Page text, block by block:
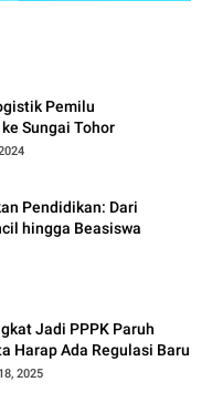
Pemilu
Sungai Tohor
Pendidikan: Dari
hingga Beasiswa
Jadi PPPK Paruh
Harap Ada Regulasi Baru
2025